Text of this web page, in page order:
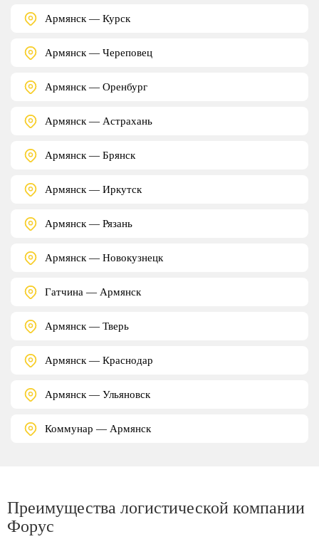
Армянск — Курск
Армянск — Череповец
Армянск — Оренбург
Армянск — Астрахань
Армянск — Брянск
Армянск — Иркутск
Армянск — Рязань
Армянск — Новокузнецк
Гатчина — Армянск
Армянск — Тверь
Армянск — Краснодар
Армянск — Ульяновск
Коммунар — Армянск
Преимущества логистической компании
Форус